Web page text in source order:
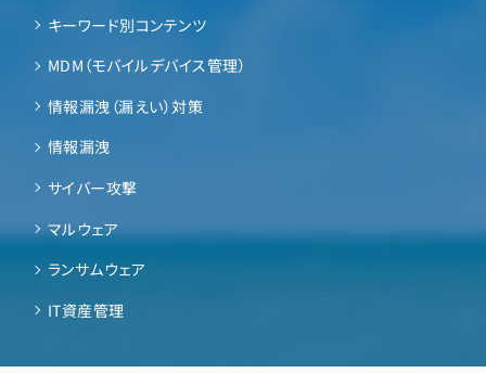
キーワード別コンテンツ
MDM（モバイルデバイス管理）
情報漏洩（漏えい）対策
情報漏洩
サイバー攻撃
マルウェア
ランサムウェア
IT資産管理